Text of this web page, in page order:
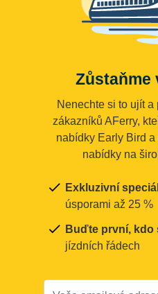
Zůstaňme
Nenechte si to ujít
zákazníků AFerry,
nabídky Early Bird
nabídky na
Exkluzivní
úsporami až 25 %
Buďte první, kdo
jízdních řádech